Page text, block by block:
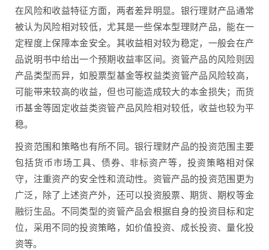
在风险和收益特征方面，两者差异明显。银行理财产品通常
被认为风险相对较低，尤其是一些保本型理财产品，能在一
定程度上保障本金安全。其收益相对较为稳定，一般会在产
品说明书中给出一个预期收益率区间。资管产品的风险则因
产品类型而异，如股票型基金等权益类资管产品风险较高，
可能带来较高的收益，但也可能造成较大的本金损失；而货
币基金等固定收益类资管产品风险相对较低，收益也较为平
稳。
投资范围和策略也有所不同。银行理财产品的投资范围主要
包括货币市场工具、债券、非标资产等，投资策略相对保
守，注重资产的安全性和流动性。资管产品的投资范围更为
广泛，除了上述资产外，还可以投资股票、期货、期权等金
融衍生品。不同类型的资管产品会根据自身的投资目标和定
位，采用不同的投资策略，如价值投资、成长投资、量化投
资等。